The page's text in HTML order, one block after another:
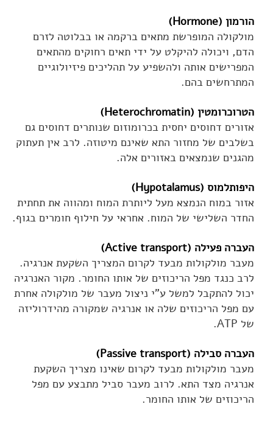
הורמון (Hormone)
מולקולה המופרשת מתאים ברקמה או בבלוטה לזרם
הדם, ויכולה להיקלט על ידי תאים רחוקים מהתאים
המפרישים אותה ולהשפיע על תהליכים פיזיולוגיים
המתרחשים בהם.
הטרוכרומטין (Heterochromatin)
אזורים דחוסים יחסית בכרומוזום שנותרים דחוסים גם
בשלבים של מחזור התא שאינם מיטוזה. לרב אין תעתוק
מהגנים שנמצאים באזורים אלה.
היפותלמוס (Hypotalamus)
אזור במוח הנמצא מעל ליותרת המוח ומהווה את תחתית
החדר השלישי של המוח. אחראי על חילוף חומרים בגוף.
העברה פעילה (Active transport)
מעבר מולקולות מבעד לקרום המצריך השקעת אנרגיה.
לרב כנגד מפל הריכוזים של אותו החומר. מקור האנרגיה
יכול להתקבל למשל ע"י ניצול מעבר של מולקולה אחרת
עם מפל הריכוזים שלה או אנרגיה שמקורה מהידרוליזה
של ATP.
העברה סבילה (Passive transport)
מעבר מולקולות מבעד לקרום שאינו מצריך השקעת
אנרגיה מצד התא. לרוב מעבר סביל מתבצע עם מפל
הריכוזים של אותו החומר.